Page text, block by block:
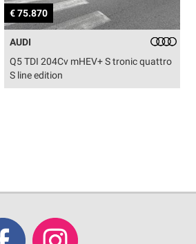
€ 76.700
AUDI
Q5 Sportback TDI 204Cv mHEV+ S
tronic quattro S line